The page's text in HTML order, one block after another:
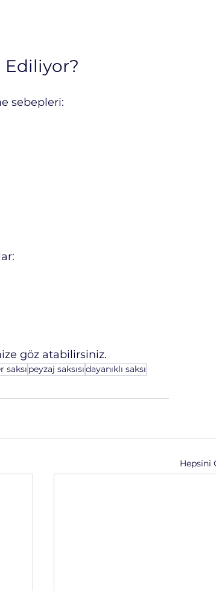
Ediliyor?
sebepleri:
göz atabilirsiniz.
saksı peyzaj saksısıdayanıklı saksı
Hepsini